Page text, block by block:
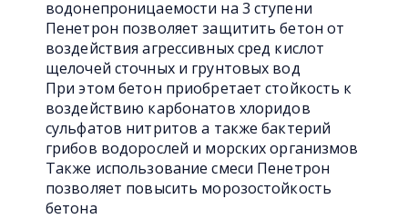
водонепроницаемости на 3 ступени
Пенетрон позволяет защитить бетон от
воздействия агрессивных сред кислот
щелочей сточных и грунтовых вод
При этом бетон приобретает стойкость к
воздействию карбонатов хлоридов
сульфатов нитритов а также бактерий
грибов водорослей и морских организмов
Также использование смеси Пенетрон
позволяет повысить морозостойкость
бетона